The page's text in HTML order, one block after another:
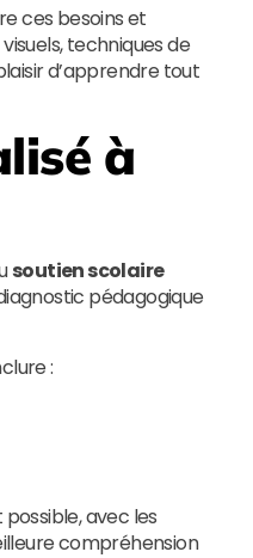
ces besoins et
techniques de
d’apprendre tout
à
soutien scolaire
pédagogique
:
avec les
compréhension